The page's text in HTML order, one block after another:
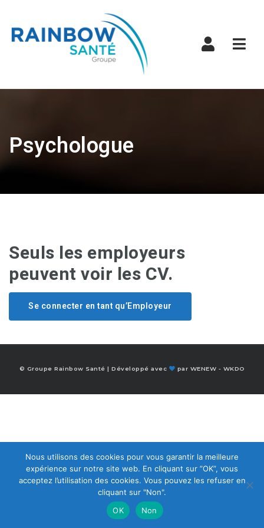
Psychologue
Seuls les employeurs
peuvent voir les CV.
Se connecter en tant qu’Employeur
© Groupe Rainbow Santé | Développé avec par WENEW - WKDO
Nous utilisons des cookies pour vous garantir la meilleure
expérience sur notre site web. En cliquant sur ”OK”, vous
acceptez l’utilisation des cookies. Vous pouvez les refuser en
cliquant sur "Non".
OK
Non